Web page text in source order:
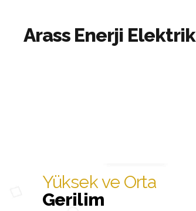
Arass Enerji Elektrik
Enerji Nakil
Yüksek ve Orta
Gerilim
Çevre
Aydınlatma